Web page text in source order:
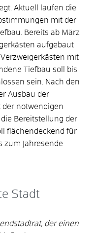
Aktuell laufen die
mit der
Bereits ab März
aufgebaut
mit
Tiefbau soll bis
sein. Nach den
Ausbau der
der notwendigen
Bereitstellung der
flächendeckend für
zum Jahresende
Stadt
der einen